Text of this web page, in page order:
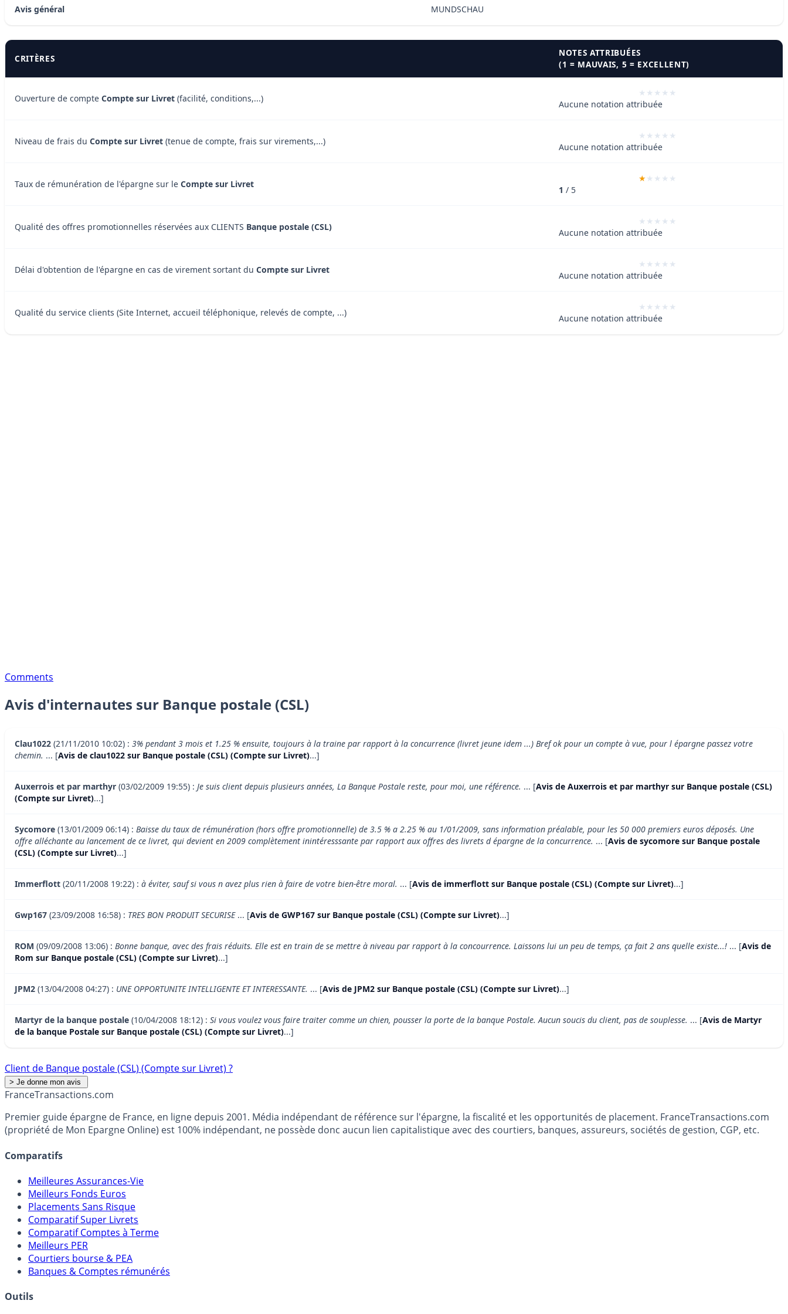
Avis général MUNDSCHAU
CRITÈRES
NOTES ATTRIBUÉES
(1 = MAUVAIS, 5 = EXCELLENT)
Ouverture de compte Compte sur Livret (facilité, conditions,...)
Aucune notation attribuée
Niveau de frais du Compte sur Livret (tenue de compte, frais sur virements,...)
Aucune notation attribuée
Taux de rémunération de l'épargne sur le Compte sur Livret
1 / 5
Qualité des offres promotionnelles réservées aux CLIENTS Banque postale (CSL)
Aucune notation attribuée
Délai d'obtention de l'épargne en cas de virement sortant du Compte sur Livret
Aucune notation attribuée
Qualité du service clients (Site Internet, accueil téléphonique, relevés de compte, ...)
Aucune notation attribuée
Comments
Avis d'internautes sur Banque postale (CSL)
Clau1022 (21/11/2010 10:02) : 3% pendant 3 mois et 1.25 % ensuite, toujours à la traine par rapport à la concurrence (livret jeune idem ...) Bref ok pour un compte à vue, pour l épargne passez votre
chemin. ... [Avis de clau1022 sur Banque postale (CSL) (Compte sur Livret)...]
Auxerrois et par marthyr (03/02/2009 19:55) : Je suis client depuis plusieurs années, La Banque Postale reste, pour moi, une référence. ... [Avis de Auxerrois et par marthyr sur Banque postale (CSL)
(Compte sur Livret)...]
Sycomore (13/01/2009 06:14) : Baisse du taux de rémunération (hors offre promotionnelle) de 3.5 % a 2.25 % au 1/01/2009, sans information préalable, pour les 50 000 premiers euros déposés. Une
offre alléchante au lancement de ce livret, qui devient en 2009 complètement inintéresssante par rapport aux offres des livrets d épargne de la concurrence. ... [Avis de sycomore sur Banque postale
(CSL) (Compte sur Livret)...]
Immerflott (20/11/2008 19:22) : à éviter, sauf si vous n avez plus rien à faire de votre bien-être moral. ... [Avis de immerflott sur Banque postale (CSL) (Compte sur Livret)...]
Gwp167 (23/09/2008 16:58) : TRES BON PRODUIT SECURISE... [Avis de GWP167 sur Banque postale (CSL) (Compte sur Livret)...]
ROM (09/09/2008 13:06) : Bonne banque, avec des frais réduits. Elle est en train de se mettre à niveau par rapport à la concourrence. Laissons lui un peu de temps, ça fait 2 ans quelle existe...! ... [Avis de
Rom sur Banque postale (CSL) (Compte sur Livret)...]
JPM2 (13/04/2008 04:27) : UNE OPPORTUNITE INTELLIGENTE ET INTERESSANTE. ... [Avis de JPM2 sur Banque postale (CSL) (Compte sur Livret)...]
Martyr de la banque postale (10/04/2008 18:12) : Si vous voulez vous faire traiter comme un chien, pousser la porte de la banque Postale. Aucun soucis du client, pas de souplesse. ... [Avis de Martyr
de la banque Postale sur Banque postale (CSL) (Compte sur Livret)...]
Client de Banque postale (CSL) (Compte sur Livret) ?
FranceTransactions.com
Premier guide épargne de France, en ligne depuis 2001. Média indépendant de référence sur l'épargne, la fiscalité et les opportunités de placement. FranceTransactions.com
(propriété de Mon Epargne Online) est 100% indépendant, ne possède donc aucun lien capitalistique avec des courtiers, banques, assureurs, sociétés de gestion, CGP, etc.
Comparatifs
Meilleures Assurances-Vie
Meilleurs Fonds Euros
Placements Sans Risque
Comparatif Super Livrets
Comparatif Comptes à Terme
Meilleurs PER
Courtiers bourse & PEA
Banques & Comptes rémunérés
Outils